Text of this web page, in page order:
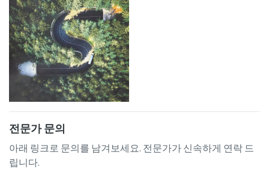
전문가 문의
아래 링크로 문의를 남겨보세요. 전문가가 신속하게 연락 드
립니다.